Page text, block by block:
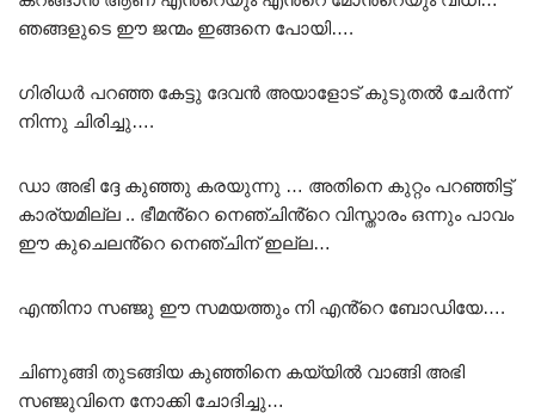
ഞങ്ങളുടെ ഈ ജന്മം ഇങ്ങനെ പോയി….
ഗിരിധർ പറഞ്ഞ കേട്ടു ദേവൻ അയാളോട് കുടുതൽ ചേർന്ന്
നിന്നു ചിരിച്ചു….
ഡാ അഭി ദ്ദേ കുഞ്ഞു കരയുന്നു … അതിനെ കുറ്റം പറഞ്ഞിട്ട്
കാര്യമില്ല .. ഭീമൻ്റെ നെഞ്ചിൻ്റെ വിസ്താരം ഒന്നും പാവം
ഈ കുചെലൻ്റെ നെഞ്ചിന് ഇല്ല…
എന്തിനാ സഞ്ജു ഈ സമയത്തും നി എൻ്റെ ബോഡിയേ….
ചിണുങ്ങി തുടങ്ങിയ കുഞ്ഞിനെ കയ്യിൽ വാങ്ങി അഭി
സഞ്ജുവിനെ നോക്കി ചോദിച്ചു…